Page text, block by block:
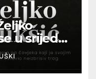
u srijedu